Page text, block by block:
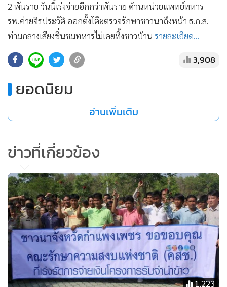
• ต่างประเทศ
• Special Scoop
• เศรษฐกิจ-ธุรกิจ
• จีน
อาชญากรรม
• Motoring
• เกม
• SMEs
• หุ้น
• อินโดจีน
• กองทุนรวม
• Celeb Online
• Factcheck
•
ญี่ปุ่น
•
News1
Gotomanager
2 พันราย วันนี้เร่งจ่ายอีกกว่าพันราย ด้านหน่วยแพทย์ทหาร
รพ.ค่ายจิรประวัติ ออกตั้งโต๊ะตรวจรักษาชาวนาถึงหน้า ธ.ก.ส.
ท่ามกลางเสียงชื่นชมทหารไม่เคยทิ้งชาวบ้าน รายละเอียด...
3,908
ยอดนิยม
อ่านเพิ่มเติม
ข่าวที่เกี่ยวข้อง
1,223